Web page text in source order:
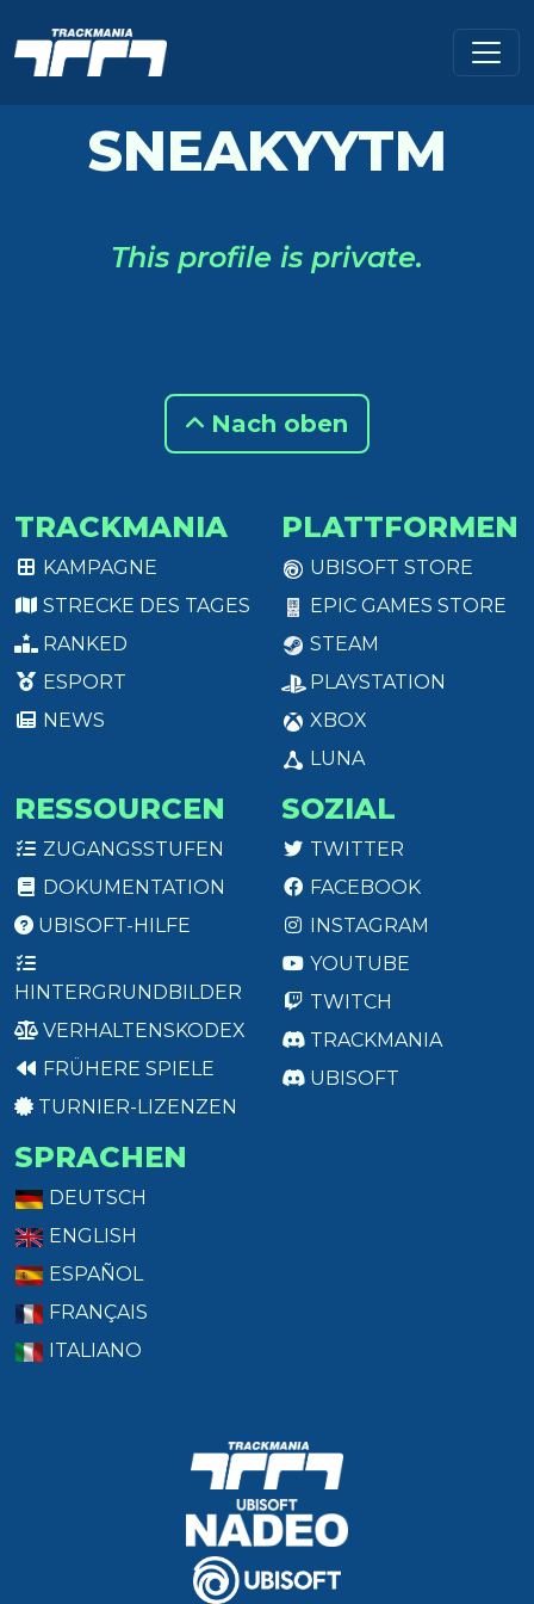
SNEAKYYTM
This profile is private.
Nach oben
TRACKMANIA
KAMPAGNE
STRECKE DES TAGES
RANKED
ESPORT
NEWS
PLATTFORMEN
UBISOFT STORE
EPIC GAMES STORE
STEAM
PLAYSTATION
XBOX
LUNA
RESSOURCEN
ZUGANGSSTUFEN
DOKUMENTATION
UBISOFT-HILFE
HINTERGRUNDBILDER
VERHALTENSKODEX
FRÜHERE SPIELE
TURNIER-LIZENZEN
SOZIAL
TWITTER
FACEBOOK
INSTAGRAM
YOUTUBE
TWITCH
TRACKMANIA
UBISOFT
SPRACHEN
DEUTSCH
ENGLISH
ESPAÑOL
FRANÇAIS
ITALIANO